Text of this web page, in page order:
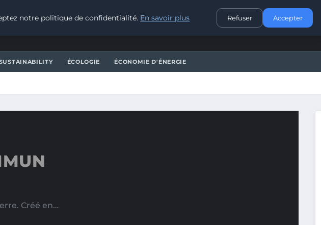
CONTACT
ÉCOLOGIE ÉCONOMIE D'ÉNERGIE
Créé en…
notre politique de confidentialité. En savoir plus Refuser Accepter